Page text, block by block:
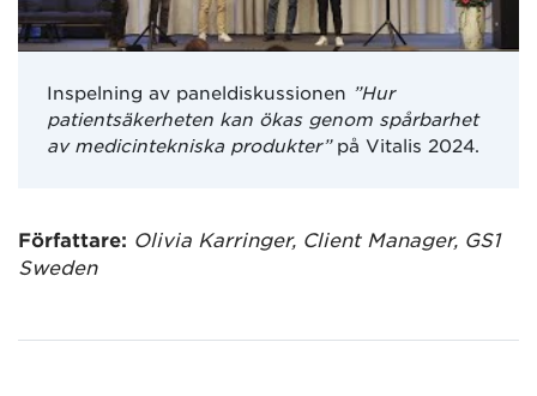
Inspelning av paneldiskussionen ”Hur
patientsäkerheten kan ökas genom spårbarhet
av medicintekniska produkter”på Vitalis 2024.
Författare: Olivia Karringer, Client Manager, GS1
Sweden